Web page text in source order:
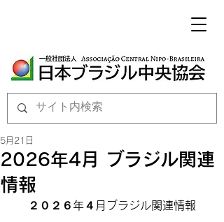
2026年4月 ブラジル関連
情報
5月21日
２０２６年４月ブラジル関連情報